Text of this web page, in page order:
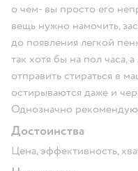
о чем- вы просто его
вещь нужно намочить,
до появления легкой
так хотя бы на пол часа,
отправить стираться в
остирываются даже и
Однозначно
Достоинства
Цена, эффективность,